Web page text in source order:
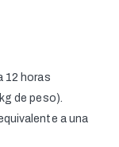
12 horas
de peso).
a una